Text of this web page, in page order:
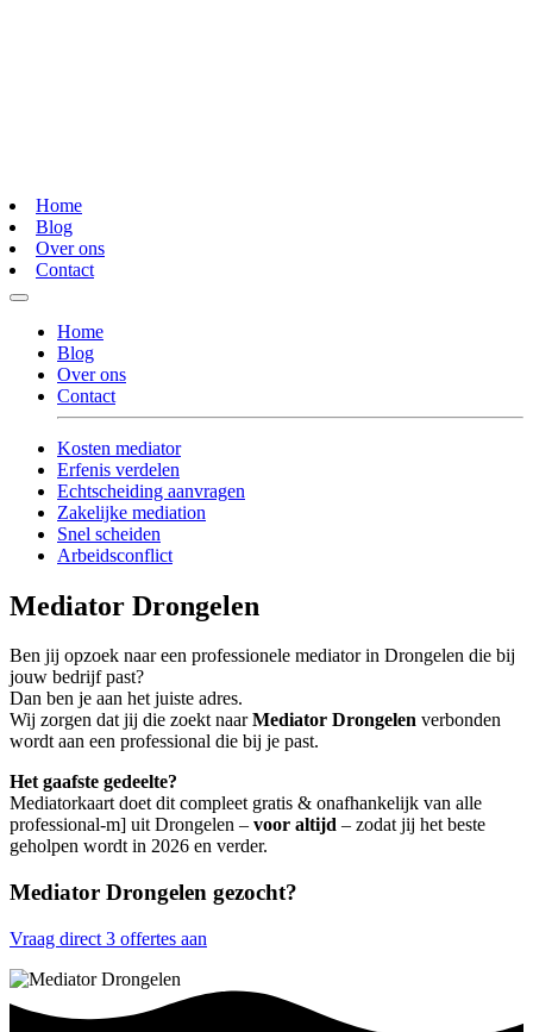
Home
Blog
Over ons
Contact
Home
Blog
Over ons
Contact
Kosten mediator
Erfenis verdelen
Echtscheiding aanvragen
Zakelijke mediation
Snel scheiden
Arbeidsconflict
Mediator Drongelen
Ben jij opzoek naar een professionele mediator in Drongelen die bij
jouw bedrijf past?
Dan ben je aan het juiste adres.
Wij zorgen dat jij die zoekt naarMediator Drongelen verbonden
wordt aan een professional die bij je past.
Het gaafste gedeelte?
Mediatorkaart doet dit compleet gratis & onafhankelijk van alle
professional-m] uit Drongelen – voor altijd – zodat jij het beste
geholpen wordt in 2026 en verder.
Mediator Drongelen gezocht?
Vraag direct 3 offertes aan